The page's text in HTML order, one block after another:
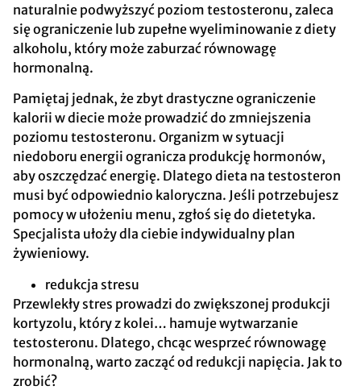
naturalnie podwyższyć poziom testosteronu, zaleca
się ograniczenie lub zupełne wyeliminowanie z diety
alkoholu, który może zaburzać równowagę
hormonalną.
Pamiętaj jednak, że zbyt drastyczne ograniczenie
kalorii w diecie może prowadzić do zmniejszenia
poziomu testosteronu. Organizm w sytuacji
niedoboru energii ogranicza produkcję hormonów,
aby oszczędzać energię. Dlatego dieta na testosteron
musi być odpowiednio kaloryczna. Jeśli potrzebujesz
pomocy w ułożeniu menu, zgłoś się do dietetyka.
Specjalista ułoży dla ciebie indywidualny plan
żywieniowy.
redukcja stresu
Przewlekły stres prowadzi do zwiększonej produkcji
kortyzolu, który z kolei… hamuje wytwarzanie
testosteronu. Dlatego, chcąc wesprzeć równowagę
hormonalną, warto zacząć od redukcji napięcia. Jak to
zrobić?